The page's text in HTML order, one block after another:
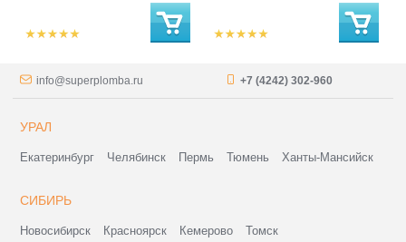
info@superplomba.ru +7 (4242) 302-960
УРАЛ
Екатеринбург Челябинск Пермь Тюмень Ханты-Мансийск
СИБИРЬ
Новосибирск Красноярск Кемерово Томск